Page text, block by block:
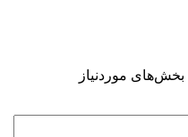
بخش‌های موردنیاز